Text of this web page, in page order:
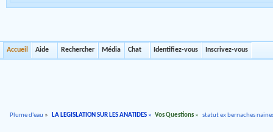
Accueil Aide Rechercher Média Chat Identifiez-vous Inscrivez-vous
Plume d'eau » LA LEGISLATION SUR LES ANATIDES» Vos Questions » statut ex bernaches